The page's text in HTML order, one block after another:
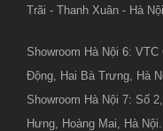
Trãi - Thanh Xuân - Hà
Showroom Hà Nội 6:
Động, Hai Bà Trưng, Hà
Showroom Hà Nội 7: Số
Hưng, Hoàng Mai, Hà